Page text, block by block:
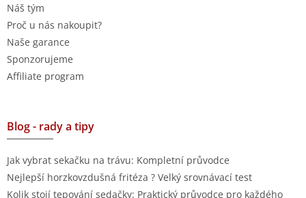
Náš tým
Proč u nás nakoupit?
Naše garance
Sponzorujeme
Affiliate program
Blog - rady a tipy
Jak vybrat sekačku na trávu: Kompletní průvodce
Nejlepší horzkovzdušná fritéza ? Velký srovnávací test
Kolik stojí tepování sedačky: Praktický průvodce pro každého